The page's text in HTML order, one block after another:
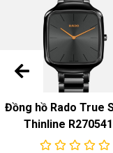
Màu sắc & Chất
dây đeo đồng hồ
Màu sắc & Chất
: Khóa gấp
Chuyển động
Model: Cal.2681,
Đồng hồ Rado True
Thinline